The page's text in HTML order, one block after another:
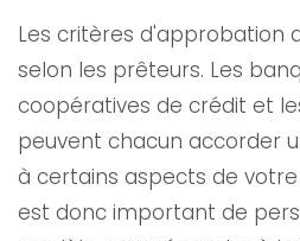
Les critères d'approbation
selon les prêteurs. Les
coopératives de crédit et
peuvent chacun accorder
à certains aspects de
est donc important de